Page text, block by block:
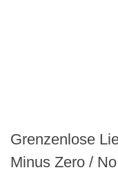
Grenzenlose
Minus Zero /